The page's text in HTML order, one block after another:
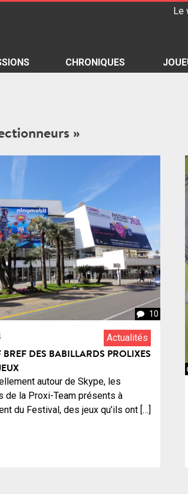
Le
CHRONIQUES
»
10
Actualités
BREF DES BABILLARDS PROLIXES
autour de Skype, les
de la Proxi-Team présents à
du Festival, des jeux qu’ils ont […]